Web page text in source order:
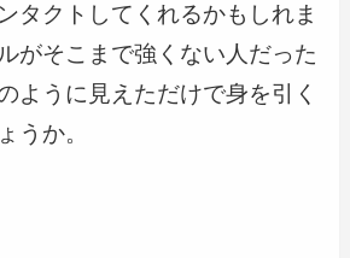
タクトしてくれるかもしれま
がそこまで強くない人だった
ように見えただけで身を引く
うか。